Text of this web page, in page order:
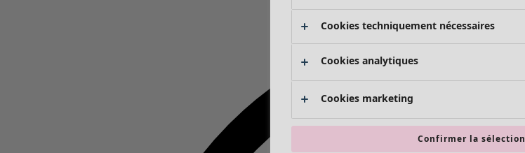
Cookies techniquement nécessaires
Cookies analytiques
Cookies marketing
Confirmer la sélection